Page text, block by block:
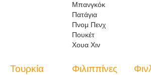
Μπανγκόκ
Πατάγια
Πνομ Πενχ
Πουκέτ
Χουα Χιν
Τουρκία Φιλιππίνες